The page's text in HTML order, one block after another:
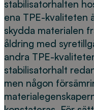
stabilisatorhalten
ena TPE-kvaliteten
skydda materialen
åldring med
andra TPE-
stabilisatorhalt
men någon